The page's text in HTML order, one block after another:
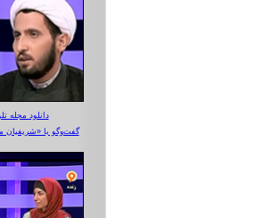
دانلود مجله
گفت‌وگو با «شریفیان